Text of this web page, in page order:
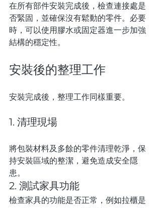
在所有部件安裝完成後，檢查連接處是
否緊固，並確保沒有鬆動的零件。必要
時，可以使用膠水或固定器進一步加強
結構的穩定性。
安裝後的整理工作
安裝完成後，整理工作同樣重要。
1. 清理現場
將包裝材料及多餘的零件清理乾淨，保
持安裝區域的整潔，避免造成安全隱
患。
2. 測試家具功能
檢查家具的功能是否正常，例如拉櫃是